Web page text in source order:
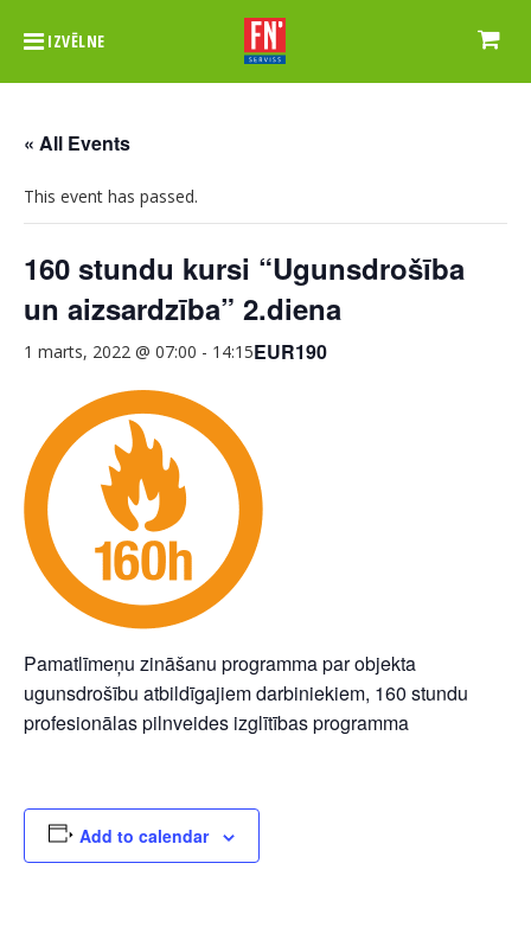
IZVĒLNE
« All Events
This event has passed.
160 stundu kursi “Ugunsdrošība
un aizsardzība” 2.diena
1 marts, 2022 @ 07:00 - 14:15EUR190
Pamatlīmeņu zināšanu programma par objekta
ugunsdrošību atbildīgajiem darbiniekiem, 160 stundu
profesionālas pilnveides izglītības programma
Add to calendar